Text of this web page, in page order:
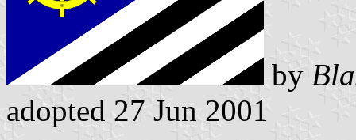
by
adopted 27 Jun 2001